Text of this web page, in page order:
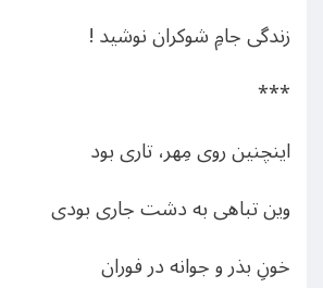
زندگی جامِ شوکران نوشید !
***
اینچنین روی مِهر، تاری بود
وین تباهی به دشت جاری بودی
خونِ بذر و جوانه در فوران